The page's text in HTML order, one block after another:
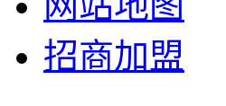
招商加盟